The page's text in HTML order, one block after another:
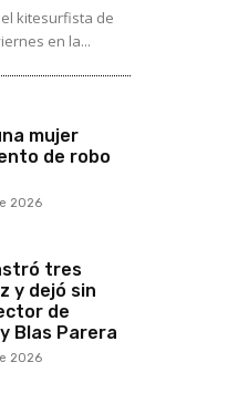
el kitesurfista de
en la...
mujer
de robo
2026
tres
y dejó sin
de
Blas Parera
2026